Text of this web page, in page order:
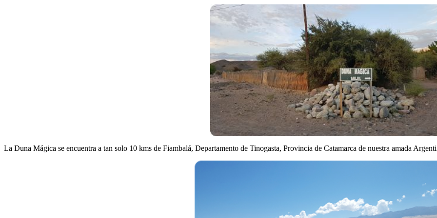
La Duna Mágica se encuentra a tan solo 10 kms de Fiambalá, Departamento de Tinogasta, Provincia de Catamarca de nuestra amada